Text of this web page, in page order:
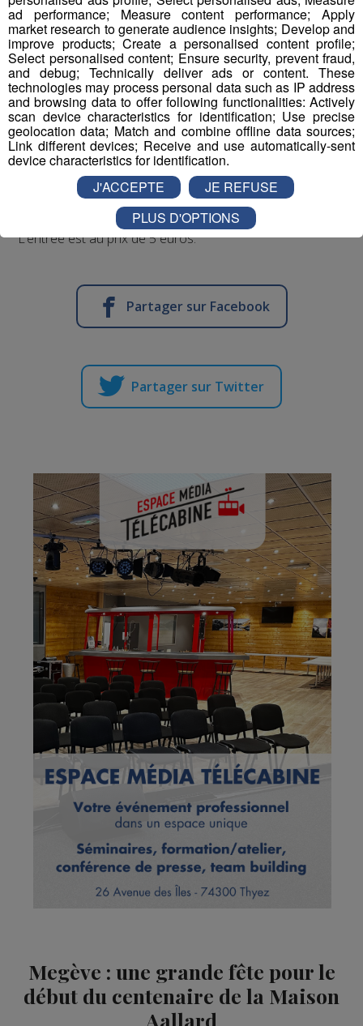
Fanny Haudiquet nous apprend comment les plantes
ont une capacité à changer l’air, à le manier pour que
tout ce qui est nocif soit absorbé. Et il y a de quoi faire
dans nos maisons.
Pour en savoir plus, rendez-vous à la conférence à la
Villa Cohendier ce samedi 17 janvier à 10 heures.
L’entrée est au prix de 5 euros.
Partager sur Facebook
Partager sur Twitter
Megève : une grande fête pour le
début du centenaire de la Maison
Aallard
ad performance; Measure content performance; Apply
market research to generate audience insights; Develop and
improve products; Create a personalised content profile;
Select personalised content; Ensure security, prevent fraud,
and debug; Technically deliver ads or content. These
technologies may process personal data such as IP address
and browsing data to offer following functionalities: Actively
scan device characteristics for identification; Use precise
geolocation data; Match and combine offline data sources;
Link different devices; Receive and use automatically-sent
device characteristics for identification.
J'ACCEPTE
JE REFUSE
PLUS D'OPTIONS